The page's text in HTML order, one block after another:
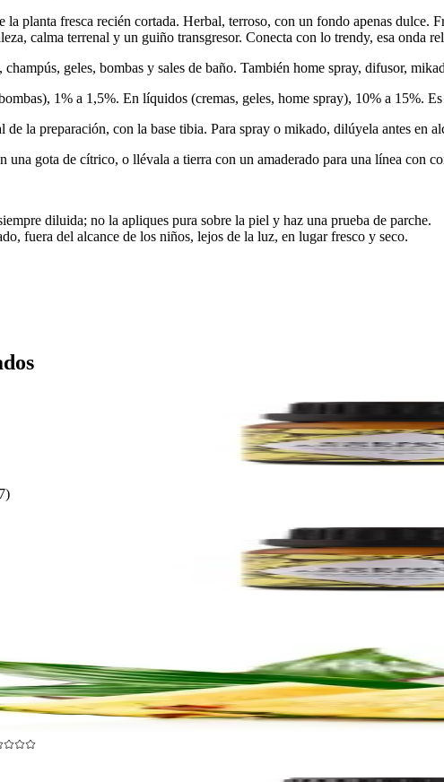
la planta fresca recién cortada. Herbal, terroso, con un fondo apenas
calma terrenal y un guiño transgresor. Conecta con lo trendy, esa onda
champús, geles, bombas y sales de baño. También home spray, difusor,
1% a 1,5%. En líquidos (cremas, geles, home spray), 10% a 15%.
de la preparación, con la base tibia. Para spray o mikado, dilúyela antes en
una gota de cítrico, o llévala a tierra con un amaderado para una línea con
diluida; no la apliques pura sobre la piel y haz una prueba de parche.
fuera del alcance de los niños, lejos de la luz, en lugar fresco y seco.